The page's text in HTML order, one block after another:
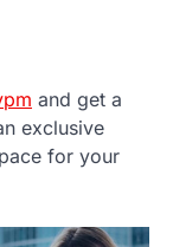
and get a
exclusive
for your